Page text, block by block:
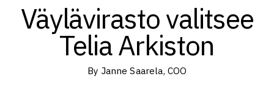
Väylävirasto valitsee
Telia Arkiston
Janne Saarela, COO